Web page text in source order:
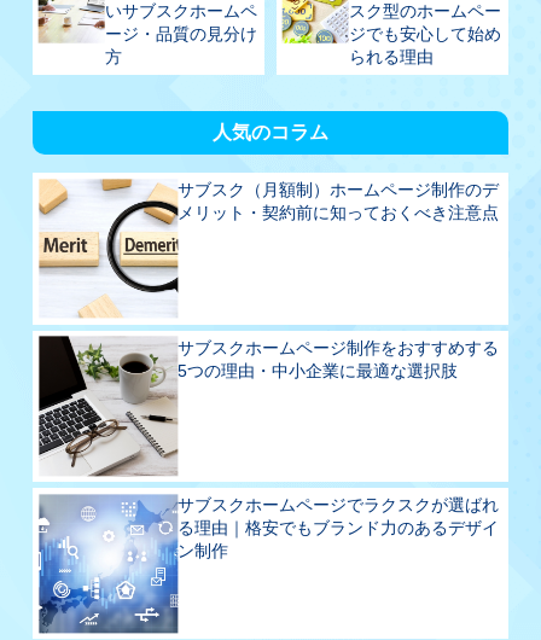
いサブスクホームペ
ージ・品質の見分け
方
スク型のホームペー
ジでも安心して始め
られる理由
人気のコラム
サブスク（月額制）ホームページ制作のデ
メリット・契約前に知っておくべき注意点
サブスクホームページ制作をおすすめする
5つの理由・中小企業に最適な選択肢
サブスクホームページでラクスクが選ばれ
る理由｜格安でもブランド力のあるデザイ
ン制作